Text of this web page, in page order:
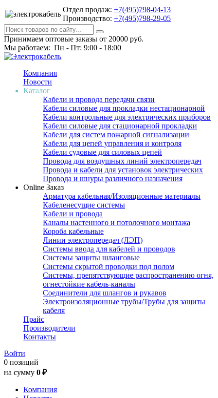
Отдел продаж: +7(495)798-04-13
Производство: +7(495)798-29-05
Принимаем оптовые заказы от 20000 руб.
Мы работаем: Пн - Пт: 9:00 - 18:00
Компания
Новости
Каталог
Кабели и провода передачи связи
Кабели силовые для прокладки нестационарной
Кабели контрольные для электрических приборов
Кабели силовые для стационарной прокладки
Кабели для систем пожарной сигнализации
Кабели для цепей управления и контроля
Кабели судовые для силовых цепей
Провода для воздушных линий электропередач
Провода и кабели для установок электрических
Провода и шнуры различного назначения
Online Заказ
Арматура кабельная/Изоляционные материалы
Кабеленесущие системы
Кабели и провода
Каналы настенного и потолочного монтажа
Короба кабельные
Линии электропередач (ЛЭП)
Системы ввода для кабелей и проводов
Системы защиты шланговые
Системы скрытой проводки под полом
Системы, препятствующие распространению огня,
огнестойкие кабель-каналы
Соединители для шлангов и рукавов
Электроизоляционные трубы/Трубы для защиты
кабеля
Прайс
Производители
Контакты
Войти
0 позиций
на сумму 0 ₽
Компания